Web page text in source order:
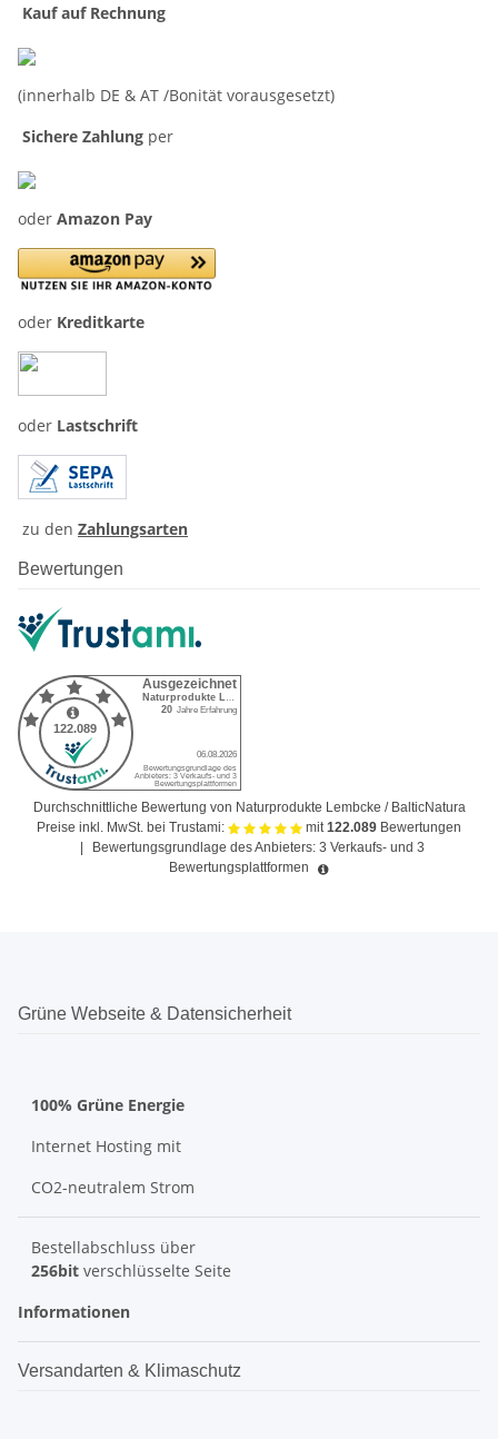
Kauf auf Rechnung
(innerhalb DE & AT /Bonität vorausgesetzt)
Sichere Zahlung per
oder Amazon Pay
oder Kreditkarte
oder Lastschrift
zu den Zahlungsarten
Bewertungen
Durchschnittliche Bewertung von Naturprodukte Lembcke / BalticNatura
Preise inkl. MwSt. bei Trustami:
mit122.089 Bewertungen
Bewertungsgrundlage des Anbieters: 3 Verkaufs- und 3
Bewertungsplattformen
Grüne Webseite & Datensicherheit
100% Grüne Energie
Internet Hosting mit
CO2-neutralem Strom
Bestellabschluss über
256bit verschlüsselte Seite
Informationen
Versandarten & Klimaschutz